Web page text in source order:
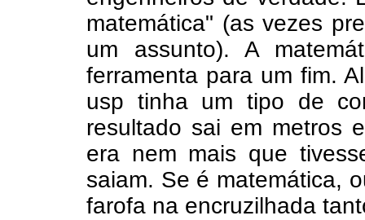
matemática" (as vezes
um assunto). A
ferramenta para um fim.
usp tinha um tipo de
resultado sai em metros
era nem mais que
saiam. Se é matemática,
farofa na encruzilhada